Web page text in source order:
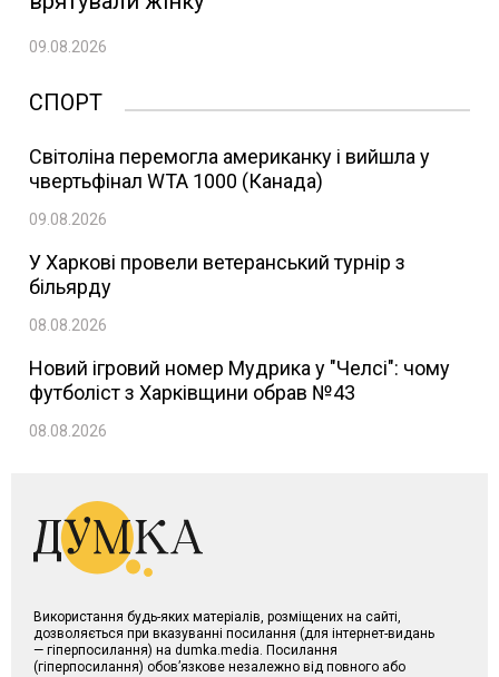
09.08.2026
СПОРТ
Світоліна перемогла американку і вийшла у
чвертьфінал WTA 1000 (Канада)
09.08.2026
У Харкові провели ветеранський турнір з
більярду
08.08.2026
Новий ігровий номер Мудрика у "Челсі": чому
футболіст з Харківщини обрав №43
08.08.2026
Використання будь-яких матеріалів, розміщених на сайті,
дозволяється при вказуванні посилання (для інтернет-видань
— гіперпосилання) на dumka.media. Посилання
(гіперпосилання) обов’язкове незалежно від повного або